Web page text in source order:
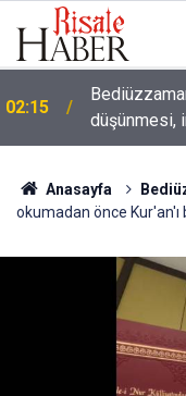
01:45 Paçalarını
Anasayfa
okumadan önce Kur'an'ı